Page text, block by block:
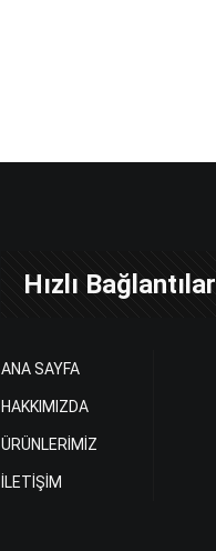
Hızlı Bağlantılar
ANA SAYFA
HAKKIMIZDA
ÜRÜNLERİMİZ
İLETİŞİM